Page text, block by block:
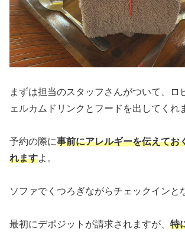
まずは担当のスタッフさんがついて、ロ
ェルカムドリンクとフードを出してくれ
予約の際に事前にアレルギーを伝えてお
れますよ。
ソファでくつろぎながらチェックインと
最初にデポジットが請求されますが、 特